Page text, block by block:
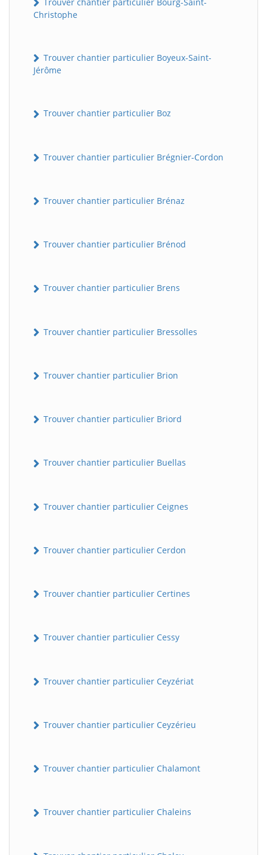
Christophe
Trouver chantier particulier Boyeux-Saint-
Jérôme
Trouver chantier particulier Boz
Trouver chantier particulier Brégnier-Cordon
Trouver chantier particulier Brénaz
Trouver chantier particulier Brénod
Trouver chantier particulier Brens
Trouver chantier particulier Bressolles
Trouver chantier particulier Brion
Trouver chantier particulier Briord
Trouver chantier particulier Buellas
Trouver chantier particulier Ceignes
Trouver chantier particulier Cerdon
Trouver chantier particulier Certines
Trouver chantier particulier Cessy
Trouver chantier particulier Ceyzériat
Trouver chantier particulier Ceyzérieu
Trouver chantier particulier Chalamont
Trouver chantier particulier Chaleins